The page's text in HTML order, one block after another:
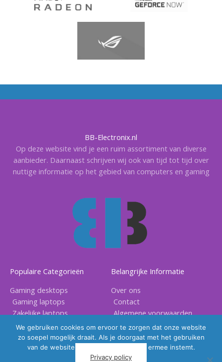
BB-Electronix.nl
Op deze website vind je een ruim assortiment van diverse
aanbieder. Daarnaast schrijven wij ook van tijd tot tijd over
nuttige informatie op het gebied van computers en gaming
Populaire Categorieën
Gaming desktops
Gaming laptops
Zakelijke laptops
Gaming accessoires
Belangrijke Informatie
Over ons
Contact
Algemene voorwaarden
Privacy voorwaarden
We gebruiken cookies om ervoor te zorgen dat onze website
zo soepel mogelijk draait. Als je doorgaat met het gebruiken
van de website, gaan we er vanuit dat ermee instemt.
Privacy policy